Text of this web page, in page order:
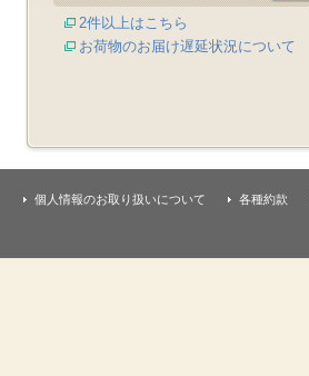
2件以上はこちら
お荷物のお届け遅延状況について
個人情報のお取り扱いについて 各種約款